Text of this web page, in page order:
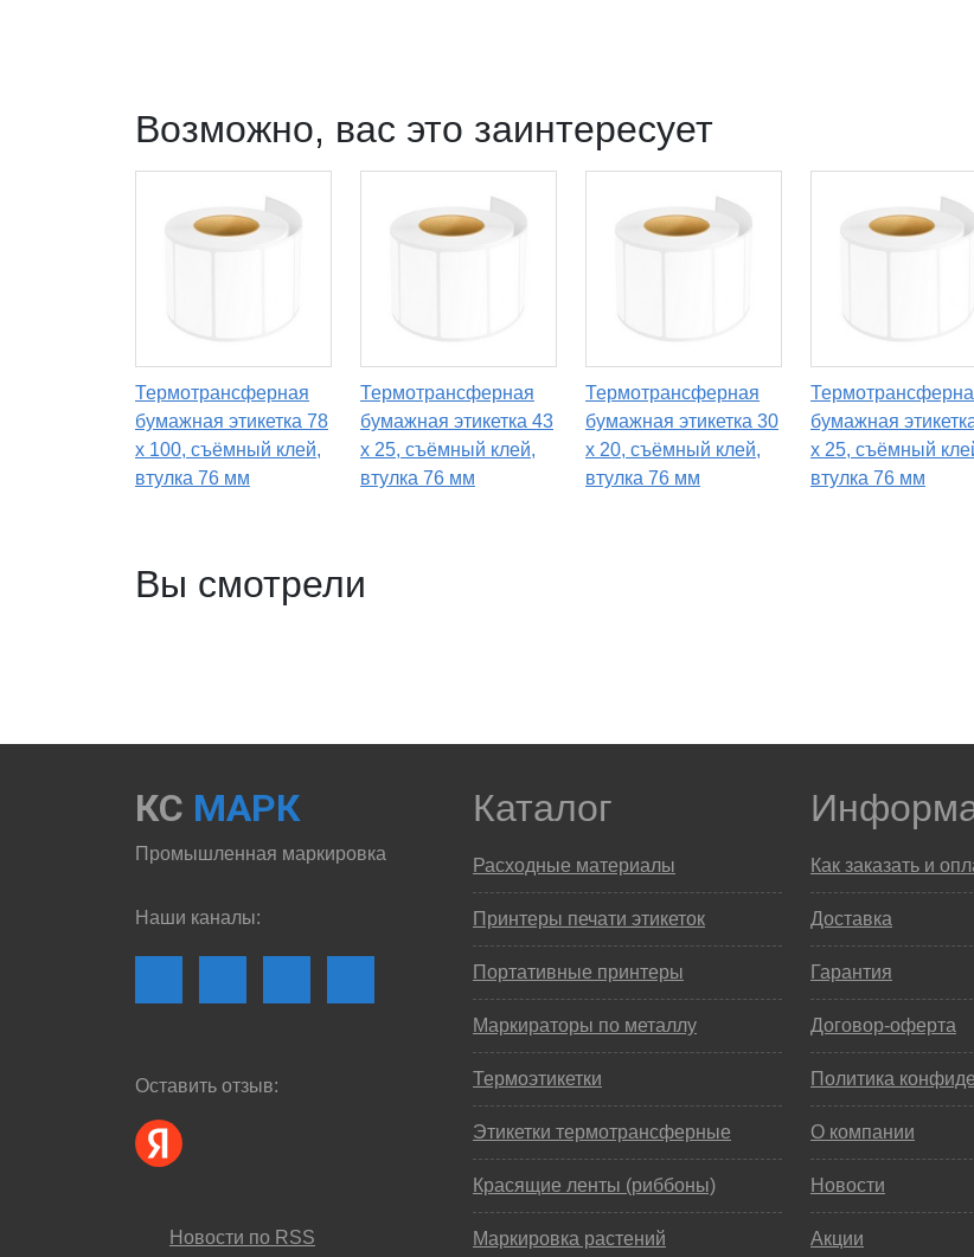
Возможно, вас это заинтересует
Термотрансферная
бумажная этикетка 78
х 100, съёмный клей,
втулка 76 мм
Термотрансферная
бумажная этикетка 43
х 25, съёмный клей,
втулка 76 мм
Термотрансферная
бумажная этикетка 30
х 20, съёмный клей,
втулка 76 мм
бумажная
х 25, съёмный
втулка 76 мм
Вы смотрели
КС МАРК
Промышленная маркировка
Наши каналы:
Оставить отзыв:
Новости по RSS
Каталог
Расходные материалы
Принтеры печати этикеток
Портативные принтеры
Маркираторы по металлу
Термоэтикетки
Этикетки термотрансферные
Красящие ленты (риббоны)
Маркировка растений
Как заказать и
Доставка
Гарантия
Договор-оферта
Политика
О компании
Новости
Акции